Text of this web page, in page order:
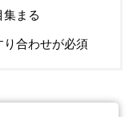
まる
合わせが必須